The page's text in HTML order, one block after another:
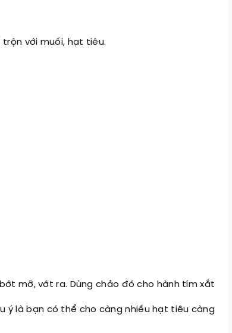
với muối, hạt tiêu.
mỡ, vớt ra. Dùng chảo đó cho hành tím xắt
ý là bạn có thể cho càng nhiều hạt tiêu càng